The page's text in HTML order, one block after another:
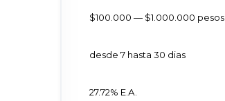
$100.000 — $1.000.000 pesos
desde 7 hasta 30 dias
27.72% Е.А.